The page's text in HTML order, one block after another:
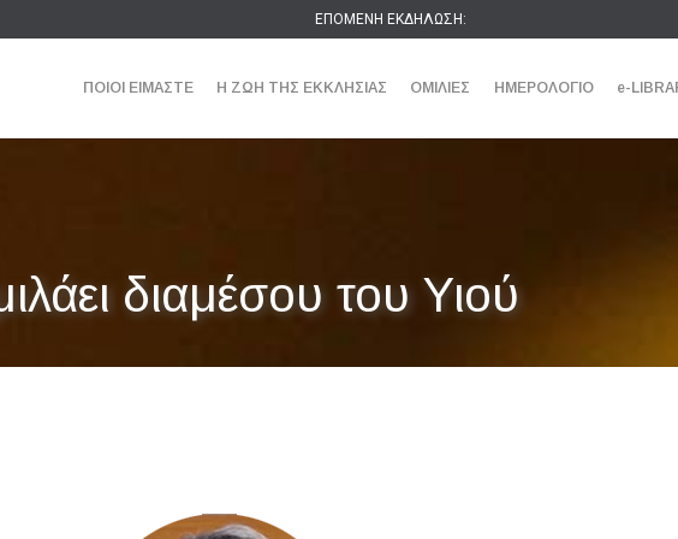
ΕΠΟΜΕΝΗ ΕΚΔΗΛΩΣΗ:
ΠΟΙΟΙ ΕΙΜΑΣΤΕ Η ΖΩΗ ΤΗΣ ΕΚΚΛΗΣΙΑΣ ΟΜΙΛΙΕΣ ΗΜΕΡΟΛΟΓΙΟ e-
διαμέσου του Υιού